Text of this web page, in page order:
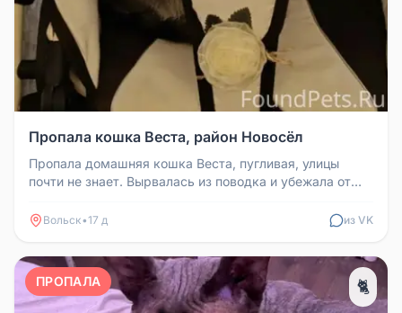
Пропала кошка Веста, район Новосёл
Пропала домашняя кошка Веста, пугливая, улицы
почти не знает. Вырвалась из поводка и убежала от
Вольск•17 д из VK
ПРОПАЛА 🐈